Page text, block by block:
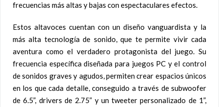
frecuencias más altas y bajas con espectaculares efectos.
Estos altavoces cuentan con un diseño vanguardista y la
más alta tecnología de sonido, que te permite vivir cada
aventura como el verdadero protagonista del juego. Su
frecuencia específica diseñada para juegos PC y el control
de sonidos graves y agudos, permiten crear espacios únicos
en los que cada detalle, conseguido a través de subwoofer
de 6.5”, drivers de 2.75” y un tweeter personalizado de 1”,